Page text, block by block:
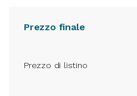
Prezzo finale
Prezzo di listino